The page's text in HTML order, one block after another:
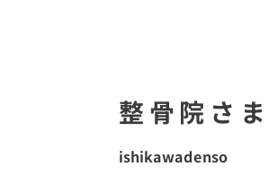
整骨院さ
ishikawadenso